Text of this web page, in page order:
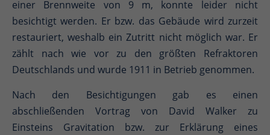
einer Brennweite von 9 m, konnte leider nicht
besichtigt werden. Er bzw. das Gebäude wird zurzeit
restauriert, weshalb ein Zutritt nicht möglich war. Er
zählt nach wie vor zu den größten Refraktoren
Deutschlands und wurde 1911 in Betrieb genommen.
Nach den Besichtigungen gab es einen
abschließenden Vortrag von David Walker zu
Einsteins Gravitation bzw. zur Erklärung eines